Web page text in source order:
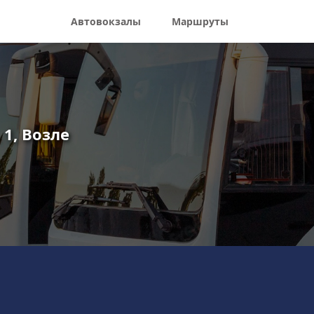
Автовокзалы Маршруты
Возле